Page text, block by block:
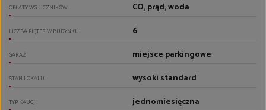
OPŁATY WG LICZNIKÓW CO, prąd, woda
LICZBA PIĘTER W BUDYNKU 6
GARAŻ miejsce parkingowe
STAN LOKALU wysoki standard
TYP KAUCJI jednomiesięczna